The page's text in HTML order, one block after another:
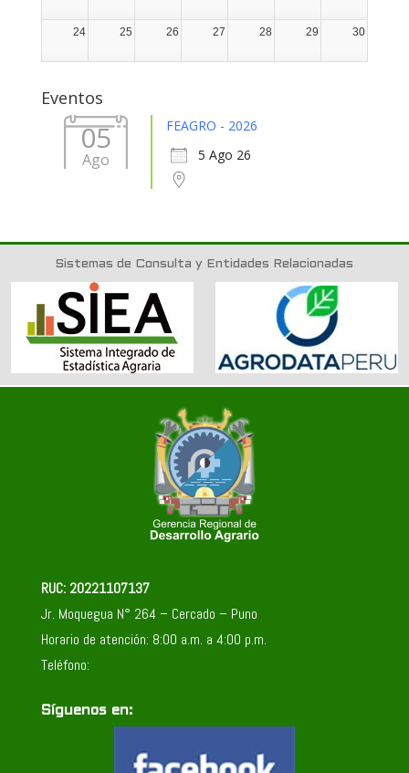
24 25 26 27 28 29 30
Eventos
05
Ago
FEAGRO - 2026
5 Ago 26
Sistemas de Consulta y Entidades Relacionadas
RUC: 20221107137
Jr. Moquegua N° 264 – Cercado – Puno
Horario de atención: 8:00 a.m. a 4:00 p.m.
Teléfono:
Síguenos en: